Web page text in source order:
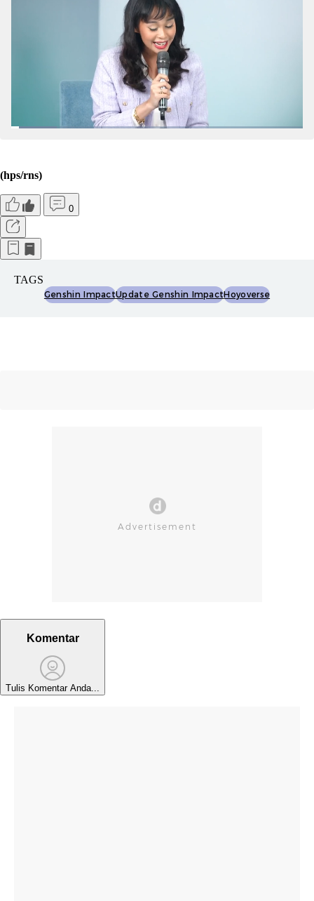
(hps/rns)
0
TAGS
Genshin ImpactUpdate Genshin ImpactHoyoverse
Komentar
Tulis Komentar Anda...